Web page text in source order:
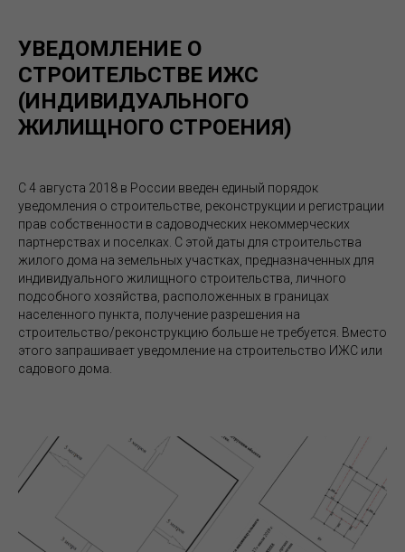
УВЕДОМЛЕНИЕ О
СТРОИТЕЛЬСТВЕ ИЖС
(ИНДИВИДУАЛЬНОГО
ЖИЛИЩНОГО СТРОЕНИЯ)
С 4 августа 2018 в России введен единый порядок
уведомления о строительстве, реконструкции и регистрации
прав собственности в садоводческих некоммерческих
партнерствах и поселках. С этой даты для строительства
жилого дома на земельных участках, предназначенных для
индивидуального жилищного строительства, личного
подсобного хозяйства, расположенных в границах
населенного пункта, получение разрешения на
строительство/реконструкцию больше не требуется. Вместо
этого запрашивает уведомление на строительство ИЖС или
садового дома.